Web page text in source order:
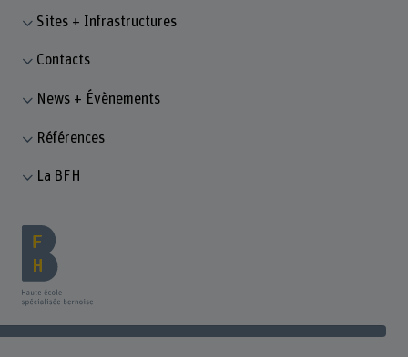
Sites + Infrastructures
Contacts
News + Évènements
Références
La BFH